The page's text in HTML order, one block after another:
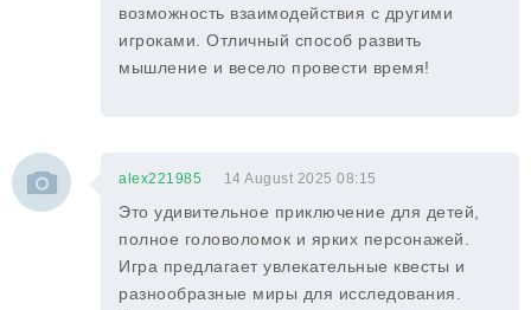
возможность взаимодействия с другими
игроками. Отличный способ развить
мышление и весело провести время!
alex221985 14 August 2025 08:15
Это удивительное приключение для детей,
полное головоломок и ярких персонажей.
Игра предлагает увлекательные квесты и
разнообразные миры для исследования.